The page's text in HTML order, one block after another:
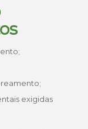
exigidas